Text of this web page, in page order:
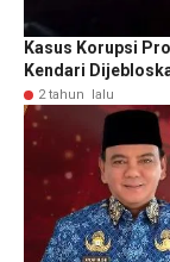
Kasus Korupsi
Kendari
2 tahun lalu